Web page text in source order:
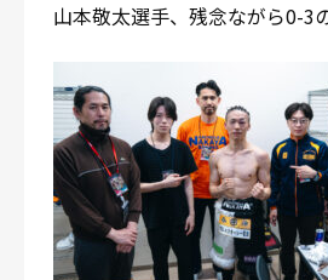
〒192-0072 東京都八王子市南町
営業時間：月〜土 14:00〜22:00 /
山本敬太選手、残念ながら0-3